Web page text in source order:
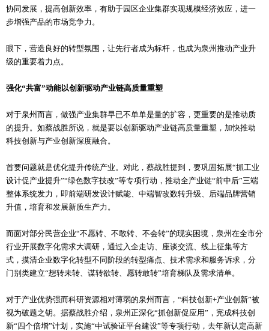
协同发展，提高创新效率，有助于园区企业集群实现规模经济效应，进一
步增强产品的市场竞争力。
眼下，营造良好的转型氛围，让先行者成为标杆，也成为泉州推动产业升
级的重要着力点。
强化“共富”动能以创新驱动产业链高质量重塑
对于泉州而言，做强产业集群早已不单单是量的扩容，更重要的是推动质
的提升。如蔡战胜所说，就是要以创新驱动产业链高质量重塑，加快推动
科技创新与产业创新深度融合。
首要问题就是优化提升传统产业。对此，蔡战胜提到，要巩固拓展“抓工业
设计促产业提升”“绿色数字技改”等专项行动，推动全产业链“前中后”三端
整体系统发力，即前端研发设计赋能、中端智改数转升级、后端品牌营销
升值，培育和发展新质生产力。
而面对部分民营企业“不愿转、不敢转、不会转”的现实困境，泉州在全市分
行业开展数字化需求大调研，通过入企走访、座谈交流、线上征集等方
式，摸清企业数字化转型不同阶段的转型痛点、技术需求和服务诉求，分
门别类建立“想转未转、谋转欲转、愿转敢转”培育梯队及需求清单。
对于产业优势强而科研资源相对薄弱的泉州而言，“科技创新+产业创新”被
视为破题之钥。据蔡战胜介绍，泉州正深化“抓创新促应用”，完成科技创
新“四个倍增”计划，实施“中试验证平台建设”等专项行动，去年新认定高新